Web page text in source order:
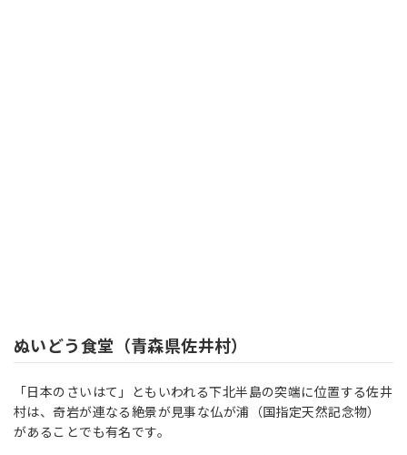
ぬいどう食堂（青森県佐井村）
「日本のさいはて」ともいわれる下北半島の突端に位置する佐井
村は、奇岩が連なる絶景が見事な仏が浦（国指定天然記念物）
があることでも有名です。